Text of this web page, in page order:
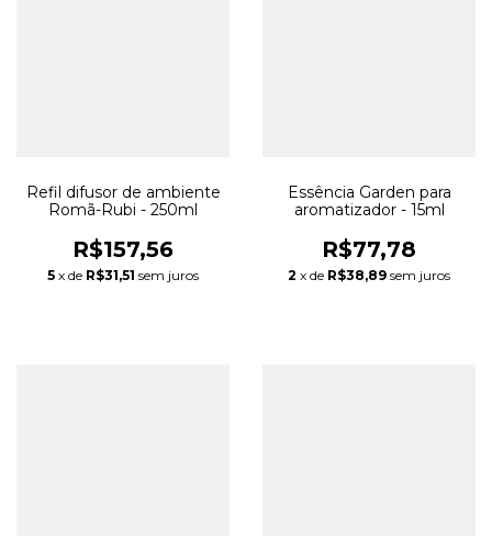
Refil difusor de ambiente
Romã-Rubi - 250ml
R$157,56
5 x de R$31,51 sem juros
Essência Garden para
aromatizador - 15ml
R$77,78
2 x de R$38,89 sem juros